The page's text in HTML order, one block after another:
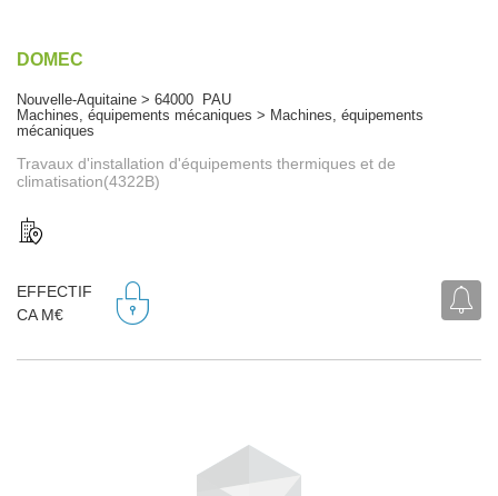
DOMEC
Nouvelle-Aquitaine > 64000 PAU
Machines, équipements mécaniques > Machines, équipements
mécaniques
Travaux d'installation d'équipements thermiques et de
climatisation(4322B)
EFFECTIF
CA M€